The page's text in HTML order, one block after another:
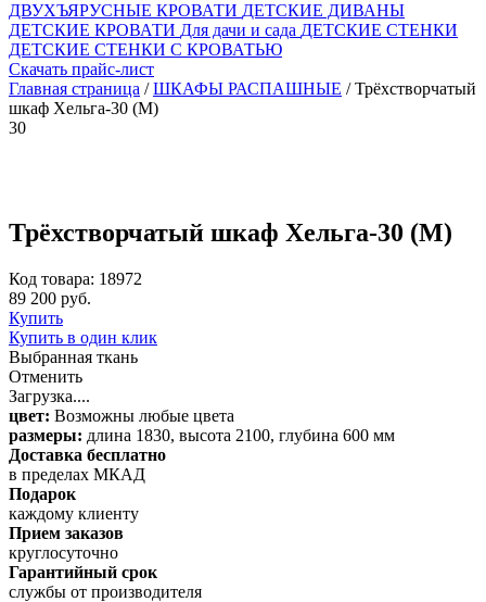
ДВУХЪЯРУСНЫЕ КРОВАТИ ДЕТСКИЕ ДИВАНЫ
ДЕТСКИЕ КРОВАТИ Для дачи и сада ДЕТСКИЕ СТЕНКИ
ДЕТСКИЕ СТЕНКИ С КРОВАТЬЮ
Скачать прайс-лист
Главная страница /ШКАФЫ РАСПАШНЫЕ / Трёхстворчатый
шкаф Хельга-30 (М)
30
Трёхстворчатый шкаф Хельга-30 (М)
Код товара: 18972
89 200 руб.
Купить
Купить в один клик
Выбранная ткань
Отменить
Загрузка....
цвет: Возможны любые цвета
размеры: длина 1830, высота 2100, глубина 600 мм
Доставка бесплатно
в пределах МКАД
Подарок
каждому клиенту
Прием заказов
круглосуточно
Гарантийный срок
службы от производителя